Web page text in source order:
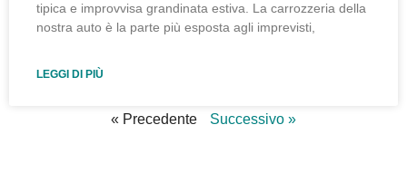
tipica e improvvisa grandinata estiva. La carrozzeria della
nostra auto è la parte più esposta agli imprevisti,
LEGGI DI PIÙ
« Precedente Successivo »